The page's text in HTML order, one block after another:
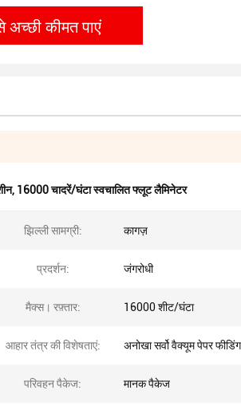
कीमत पाएं
, 16000 चादरें/घंटा स्वचालित फ्लूट लैमिनेटर
झिल्ली सामग्री: कागज़
प्रदर्शन: जंगरोधी
मैक्स। रफ़्तार: 16000 शीट/घंटा
आहार तंत्र की विशेषताएं: अनोखा सर्वो वैक्यूम पेपर फीडिंग
परिवहन पैकेज: मानक पैकेज